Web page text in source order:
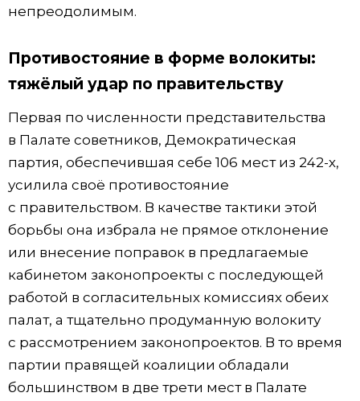
непреодолимым.
Противостояние в форме волокиты:
тяжёлый удар по правительству
Первая по численности представительства
в Палате советников, Демократическая
партия, обеспечившая себе 106 мест из 242-х,
усилила своё противостояние
с правительством. В качестве тактики этой
борьбы она избрала не прямое отклонение
или внесение поправок в предлагаемые
кабинетом законопроекты с последующей
работой в согласительных комиссиях обеих
палат, а тщательно продуманную волокиту
с рассмотрением законопроектов. В то время
партии правящей коалиции обладали
большинством в две трети мест в Палате